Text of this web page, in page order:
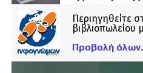
Περιηγηθείτε
βιβλιοπωλείου
Προβολή όλων